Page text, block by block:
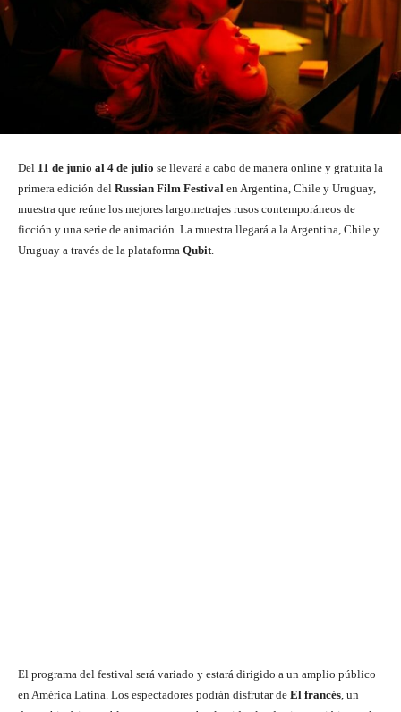
Del 11 de junio al 4 de julio se llevará a cabo de manera online y gratuita la
primera edición del Russian Film Festival en Argentina, Chile y Uruguay,
muestra que reúne los mejores largometrajes rusos contemporáneos de
ficción y una serie de animación. La muestra llegará a la Argentina, Chile y
Uruguay a través de la plataforma Qubit.
El programa del festival será variado y estará dirigido a un amplio público
en América Latina. Los espectadores podrán disfrutar de El francés, un